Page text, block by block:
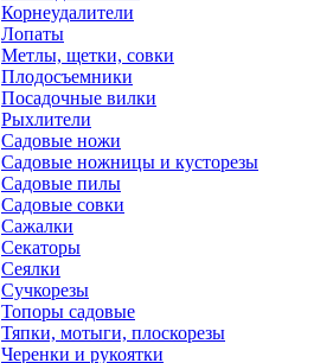
Корнеудалители
Лопаты
Метлы, щетки, совки
Плодосъемники
Посадочные вилки
Рыхлители
Садовые ножи
Садовые ножницы и кусторезы
Садовые пилы
Садовые совки
Сажалки
Секаторы
Сеялки
Сучкорезы
Топоры садовые
Тяпки, мотыги, плоскорезы
Черенки и рукоятки